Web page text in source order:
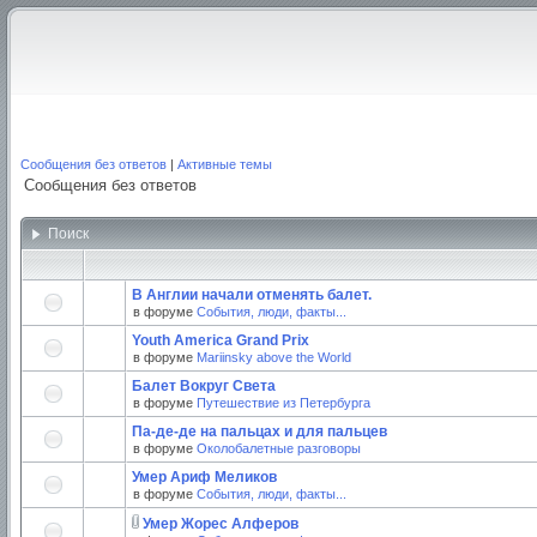
Сообщения без ответов | Активные темы
Сообщения без ответов
Поиск
В Англии начали отменять балет.
в форуме События, люди, факты...
Youth America Grand Prix
в форуме Mariinsky above the World
Балет Вокруг Света
в форуме Путешествие из Петербурга
Па-де-де на пальцах и для пальцев
в форуме Околобалетные разговоры
Умер Ариф Меликов
в форуме События, люди, факты...
Умер Жорес Алферов